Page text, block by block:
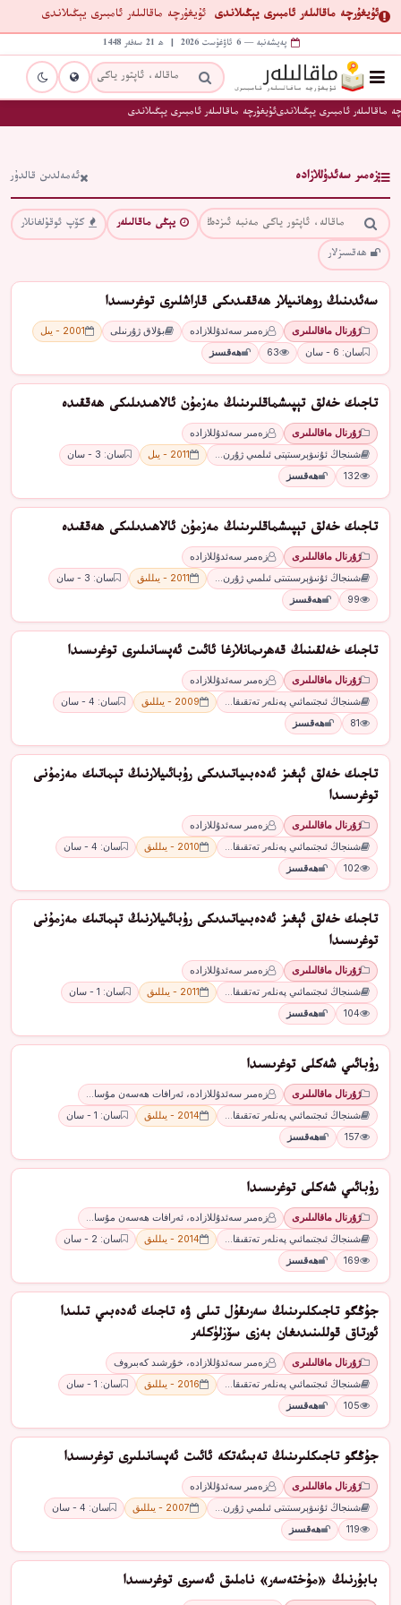
ئۇيغۇرچە ماقالىلەر ئامبىرى يېڭىلاندى ئۇيغۇرچە ماقالىلەر ئامبىرى يېڭىلاندى
پەيشەنبە — 6 ئاۋغۇست 2026 | ھ 21 سەفەر 1448
ماقالىلەر ئامبىرى يېڭىلاندىئۇيغۇرچە ماقالىلەر ئامبىرى يېڭىلاندى
زەمىر سەئدۇللازادە ئەمەلدىن قالدۇر
يېڭى ماقالىلەر
كۆپ ئوقۇلغانلار
ھەقسىزلار
سەئدىنىڭ روھانىيلار ھەققىدىكى قاراشلىرى توغرىسىدا
ژۇرنال ماقالىلىرى زەمىر سەئدۇللازادە بۇلاق ژۇرنىلى
2001 - يىل
سان: 6 - سان
63 ھەقسىز
تاجىك خەلق تېپىشماقلىرىنىڭ مەزمۇن ئالاھىدىلىكى ھەققىدە
ژۇرنال ماقالىلىرى
زەمىر سەئدۇللازادە
شىنجاڭ ئۇنىۋېرسىتېتى ئىلمىي ژۇرن…
2011 - يىل
سان: 3 - سان
132
ھەقسىز
تاجىك خەلق تېپىشماقلىرىنىڭ مەزمۇن ئالاھىدىلىكى ھەققىدە
ژۇرنال ماقالىلىرى
زەمىر سەئدۇللازادە
شىنجاڭ ئۇنىۋېرسىتىتى ئىلمىي ژۇرن…
2011 - يىللىق
سان: 3 - سان
99
ھەقسىز
تاجىك خەلقىنىڭ قەھرىمانلارغا ئائىت ئەپسانىلىرى توغرىسىدا
ژۇرنال ماقالىلىرى
زەمىر سەئدۇللازادە
شىنجاڭ ئىجتىمائىي پەنلەر تەتقىقا…
2009 - يىللىق
سان: 4 - سان
81
ھەقسىز
تاجىك خەلق ئېغىز ئەدەبىياتىدىكى رۇبائىيلارنىڭ تېماتىك مەزمۇنى
توغرىسىدا
ژۇرنال ماقالىلىرى
زەمىر سەئدۇللازادە
شىنجاڭ ئىجتىمائىي پەنلەر تەتقىقا…
2010 - يىللىق
سان: 4 - سان
102
ھەقسىز
تاجىك خەلق ئېغىز ئەدەبىياتىدىكى رۇبائىيلارنىڭ تېماتىك مەزمۇنى
توغرىسىدا
ژۇرنال ماقالىلىرى
زەمىر سەئدۇللازادە
شىنجاڭ ئىجتىمائىي پەنلەر تەتقىقا…
2011 - يىللىق
سان: 1 - سان
104
ھەقسىز
رۇبائىي شەكلى توغرىسىدا
ژۇرنال ماقالىلىرى
زەمىر سەئدۇللازادە، ئەرافات ھەسەن مۇسا…
شىنجاڭ ئىجتىمائىي پەنلەر تەتقىقا…
2014 - يىللىق
سان: 1 - سان
157
ھەقسىز
رۇبائىي شەكلى توغرىسىدا
ژۇرنال ماقالىلىرى
زەمىر سەئدۇللازادە، ئەرافات ھەسەن مۇسا…
شىنجاڭ ئىجتىمائىي پەنلەر تەتقىقا…
2014 - يىللىق
سان: 2 - سان
169
ھەقسىز
جۇڭگو تاجىكلىرىنىڭ سەرىقۇل تىلى ۋە تاجىك ئەدەبىي تىلىدا
ئورتاق قوللىنىدىغان بەزى سۆزلۈكلەر
ژۇرنال ماقالىلىرى
زەمىر سەئدۇللازادە، خۇرشىد كەبىروف
شىنجاڭ ئىجتىمائىي پەنلەر تەتقىقا…
2016 - يىللىق
سان: 1 - سان
105
ھەقسىز
جۇڭگو تاجىكلىرىنىڭ تەبىئەتكە ئائىت ئەپسانىلىرى توغرىسىدا
ژۇرنال ماقالىلىرى
زەمىر سەئدۇللازادە
شىنجاڭ ئۇنىۋېرسىتىتى ئىلمىي ژۇرن…
2007 - يىللىق
سان: 4 - سان
119
ھەقسىز
بابۇرنىڭ «مۇختەسەر» ناملىق ئەسىرى توغرىسىدا